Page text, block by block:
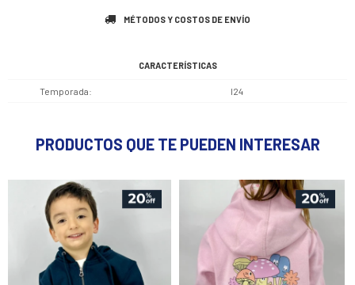
MÉTODOS Y COSTOS DE ENVÍO
CARACTERÍSTICAS
Temporada I24
PRODUCTOS QUE TE PUEDEN INTERESAR